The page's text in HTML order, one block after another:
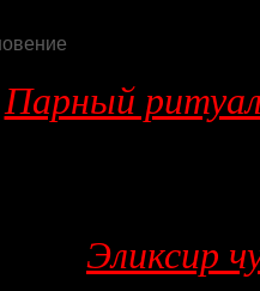
Парный
Эликсир